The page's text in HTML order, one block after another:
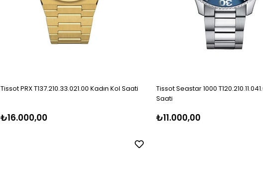
Tissot PRX T137.210.33.021.00 Kadın Kol Saati
₺16.000,00
Tissot Seastar 1000
Saati
₺11.000,00